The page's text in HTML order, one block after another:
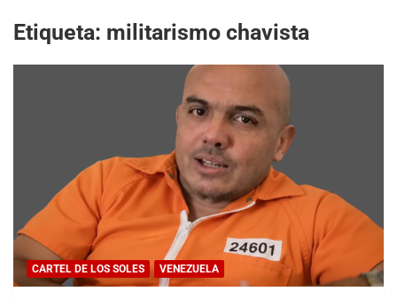
Etiqueta: militarismo chavista
CARTEL DE LOS SOLES VENEZUELA